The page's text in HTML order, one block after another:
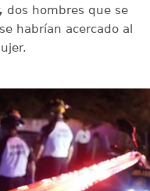
dos hombres que se
habrían acercado al